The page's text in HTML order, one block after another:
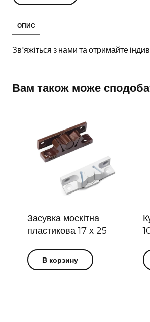
ОПИС
Зв'яжіться з нами та отримайте
Вам також може
Засувка москітна
пластикова 17 х 25
В корзину